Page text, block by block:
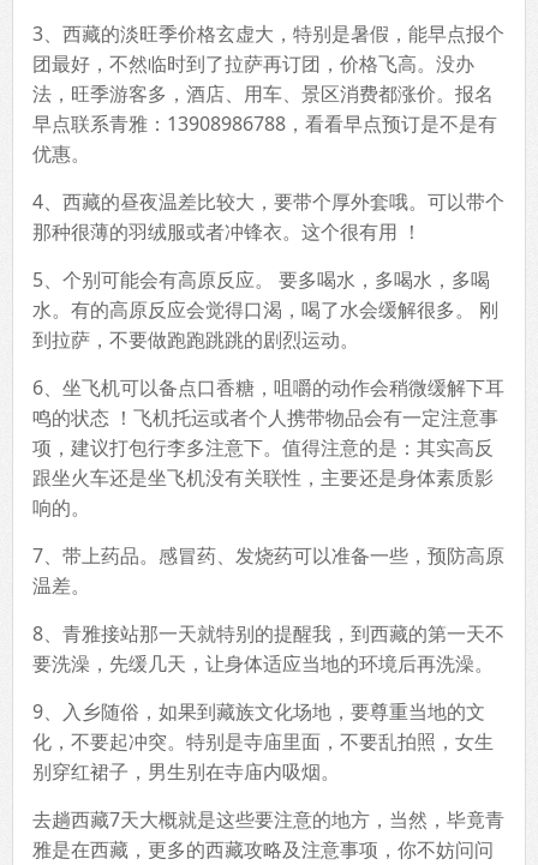
3、西藏的淡旺季价格玄虚大，特别是暑假，能早点报个
团最好，不然临时到了拉萨再订团，价格飞高。没办
法，旺季游客多，酒店、用车、景区消费都涨价。报名
早点联系青雅：13908986788，看看早点预订是不是有
优惠。
4、西藏的昼夜温差比较大，要带个厚外套哦。可以带个
那种很薄的羽绒服或者冲锋衣。这个很有用 ！
5、个别可能会有高原反应。 要多喝水，多喝水，多喝
水。有的高原反应会觉得口渴，喝了水会缓解很多。 刚
到拉萨，不要做跑跑跳跳的剧烈运动。
6、坐飞机可以备点口香糖，咀嚼的动作会稍微缓解下耳
鸣的状态 ！飞机托运或者个人携带物品会有一定注意事
项，建议打包行李多注意下。值得注意的是：其实高反
跟坐火车还是坐飞机没有关联性，主要还是身体素质影
响的。
7、带上药品。感冒药、发烧药可以准备一些，预防高原
温差。
8、青雅接站那一天就特别的提醒我，到西藏的第一天不
要洗澡，先缓几天，让身体适应当地的环境后再洗澡。
9、入乡随俗，如果到藏族文化场地，要尊重当地的文
化，不要起冲突。特别是寺庙里面，不要乱拍照，女生
别穿红裙子，男生别在寺庙内吸烟。
去趟西藏7天大概就是这些要注意的地方，当然，毕竟青
雅是在西藏，更多的西藏攻略及注意事项，你不妨问问